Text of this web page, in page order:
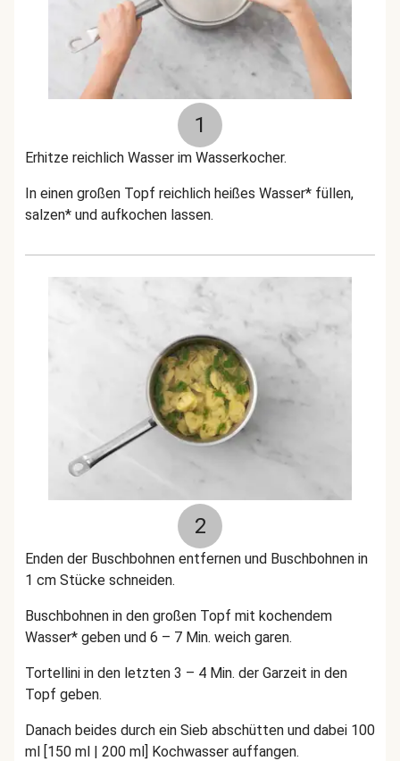
1
Erhitze reichlich Wasser im Wasserkocher.
In einen großen Topf reichlich heißes Wasser* füllen,
salzen* und aufkochen lassen.
2
Enden der Buschbohnen entfernen und Buschbohnen in
1 cm Stücke schneiden.
Buschbohnen in den großen Topf mit kochendem
Wasser* geben und 6 – 7 Min. weich garen.
Tortellini in den letzten 3 – 4 Min. der Garzeit in den
Topf geben.
Danach beides durch ein Sieb abschütten und dabei 100
ml [150 ml | 200 ml] Kochwasser auffangen.